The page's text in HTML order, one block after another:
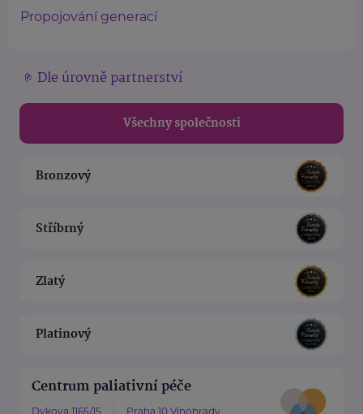
Propojování generací
Dle úrovně partnerství
Všechny společnosti
Bronzový
Stříbrný
Zlatý
Platinový
Centrum paliativní péče
Dykova 1165/15 Praha 10 Vinohrady